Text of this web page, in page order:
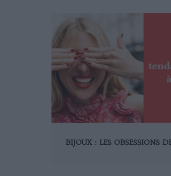
BIJOUX : LES OBSESSIONS